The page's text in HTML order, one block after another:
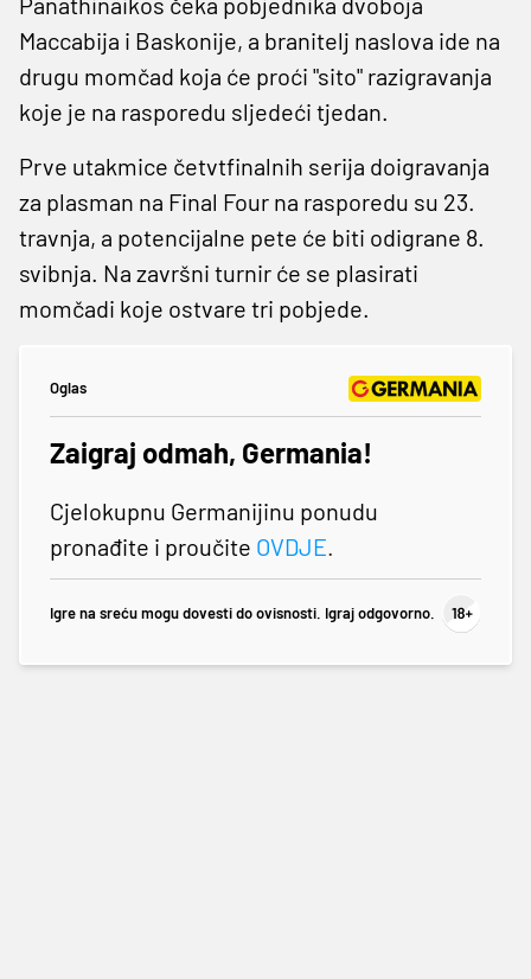
Maccabija i Baskonije, a branitelj naslova ide na
drugu momčad koja će proći "sito" razigravanja
koje je na rasporedu sljedeći tjedan.
Prve utakmice četvtfinalnih serija doigravanja
za plasman na Final Four na rasporedu su 23.
travnja, a potencijalne pete će biti odigrane 8.
svibnja. Na završni turnir će se plasirati
momčadi koje ostvare tri pobjede.
Oglas
Zaigraj odmah, Germania!
Cjelokupnu Germanijinu ponudu
pronađite i proučite OVDJE.
Igre na sreću mogu dovesti do ovisnosti. Igraj odgovorno.